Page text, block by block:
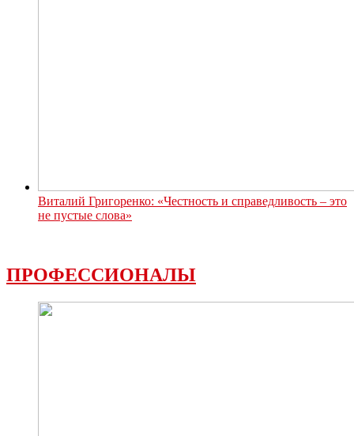
Виталий Григоренко: «Честность и справедливость – это
не пустые слова»
ПРОФЕССИОНАЛЫ